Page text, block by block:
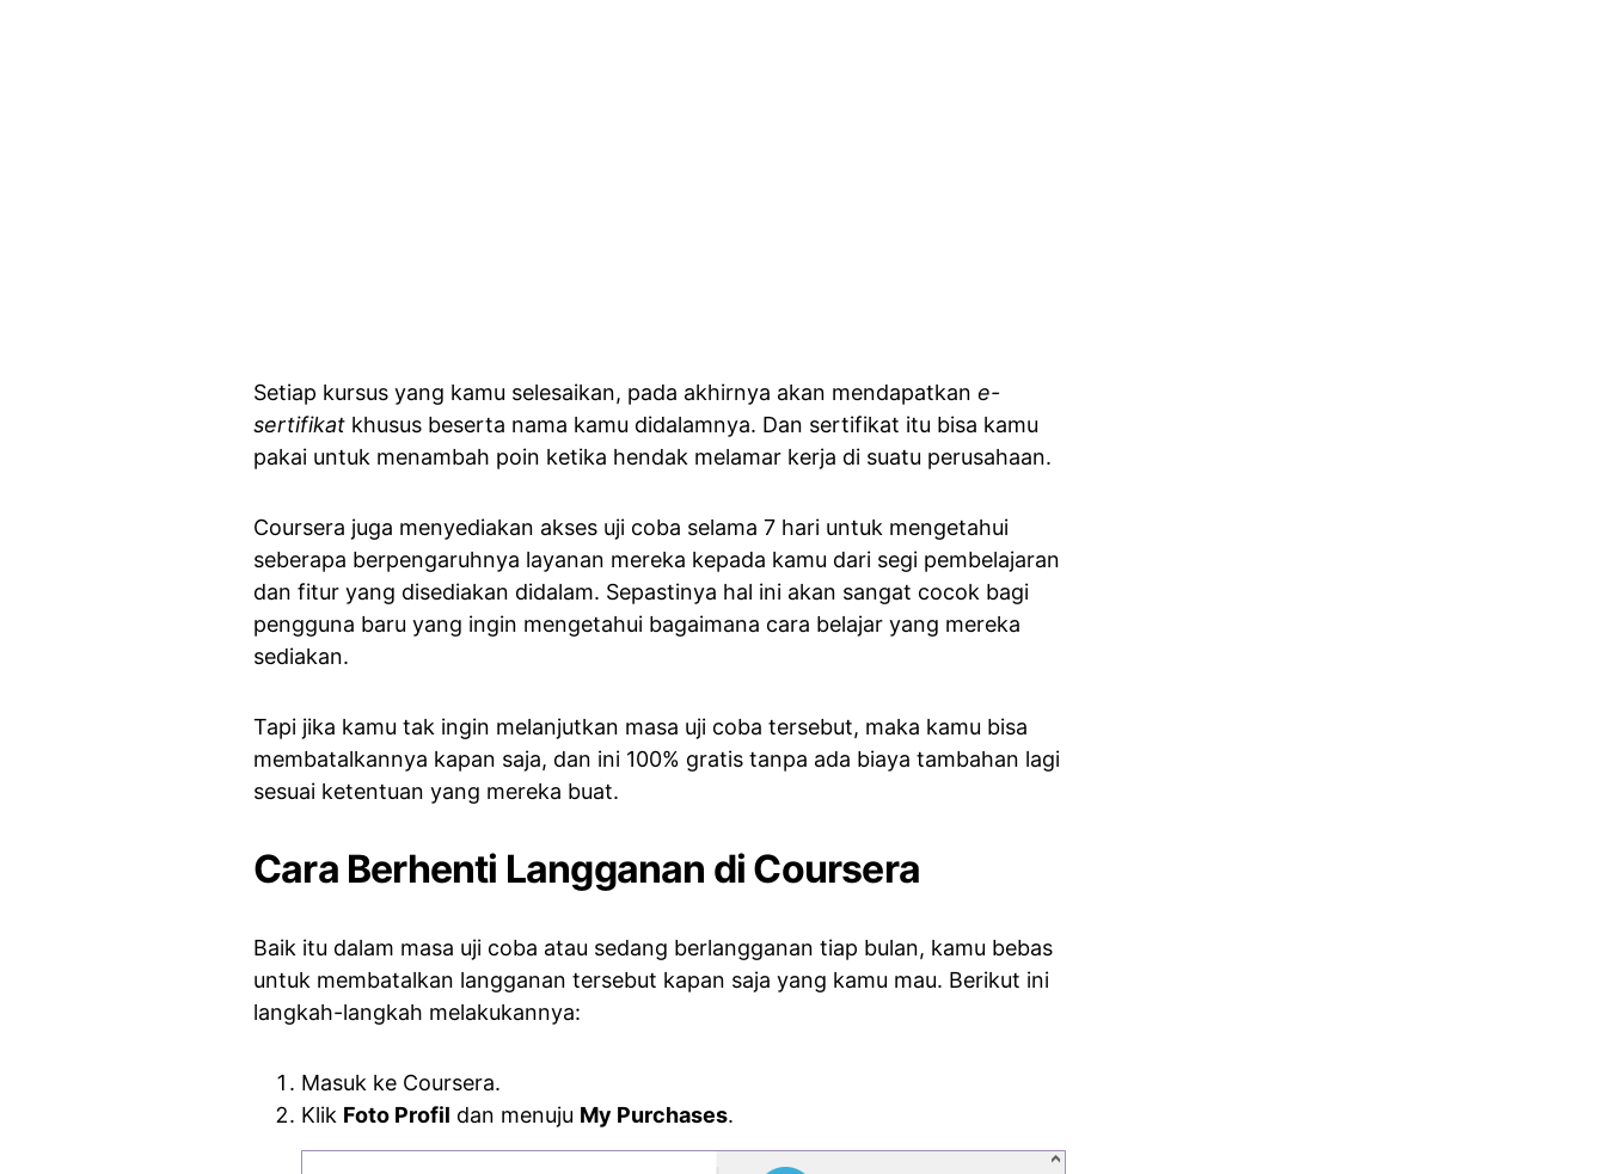
Setiap kursus yang kamu selesaikan, pada akhirnya akan mendapatkan e-
sertifikat khusus beserta nama kamu didalamnya. Dan sertifikat itu bisa kamu
pakai untuk menambah poin ketika hendak melamar kerja di suatu perusahaan.
Coursera juga menyediakan akses uji coba selama 7 hari untuk mengetahui
seberapa berpengaruhnya layanan mereka kepada kamu dari segi pembelajaran
dan fitur yang disediakan didalam. Sepastinya hal ini akan sangat cocok bagi
pengguna baru yang ingin mengetahui bagaimana cara belajar yang mereka
sediakan.
Tapi jika kamu tak ingin melanjutkan masa uji coba tersebut, maka kamu bisa
membatalkannya kapan saja, dan ini 100% gratis tanpa ada biaya tambahan lagi
sesuai ketentuan yang mereka buat.
Cara Berhenti Langganan di Coursera
Baik itu dalam masa uji coba atau sedang berlangganan tiap bulan, kamu bebas
untuk membatalkan langganan tersebut kapan saja yang kamu mau. Berikut ini
langkah-langkah melakukannya:
Masuk ke Coursera.
Klik Foto Profil dan menuju My Purchases.